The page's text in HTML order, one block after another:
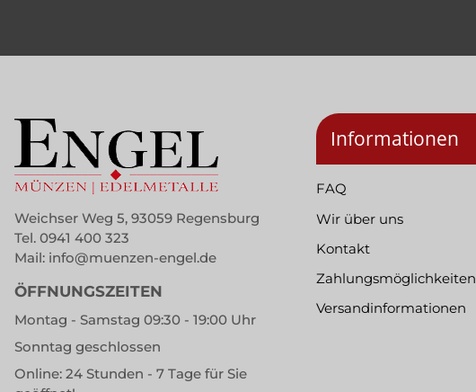
Weichser Weg 5, 93059 Regensburg
Tel. 0941 400 323
Mail: info@muenzen-engel.de
ÖFFNUNGSZEITEN
Montag - Samstag 09:30 - 19:00 Uhr
Sonntag geschlossen
Online: 24 Stunden - 7 Tage für Sie
Informationen
FAQ
Wir über uns
Kontakt
Zahlungsmöglichkeiten
Versandinformationen